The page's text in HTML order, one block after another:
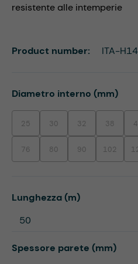
resistente alle intemperie
Select
Diametro interno (mm)
25(This option is currently unavailable.)
30(This option is currently
32(This option is
38(This
76(This option is currently unavailable.)
80(This option is currently
90(This option is
102(This
Select
Lunghezza (m)
Select
Spessore parete (mm)
Product number: ITA-